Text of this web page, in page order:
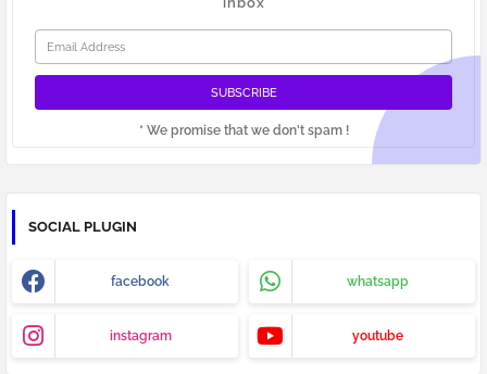
* We promise that we don't spam !
SOCIAL PLUGIN
facebook whatsapp
instagram youtube